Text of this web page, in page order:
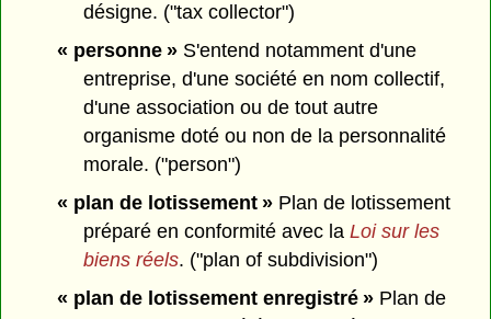
désigne. ("tax collector")
« personne »S'entend notamment d'une
entreprise, d'une société en nom collectif,
d'une association ou de tout autre
organisme doté ou non de la personnalité
morale. ("person")
« plan de lotissement »Plan de lotissement
préparé en conformité avec laLoi sur les
biens réels. ("plan of subdivision")
« plan de lotissement enregistré »Plan de